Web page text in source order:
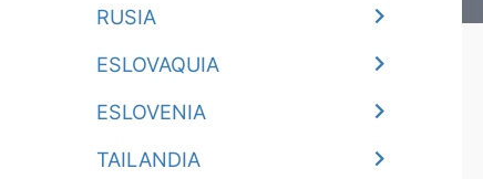
RUSIA
ESLOVAQUIA
ESLOVENIA
TAILANDIA